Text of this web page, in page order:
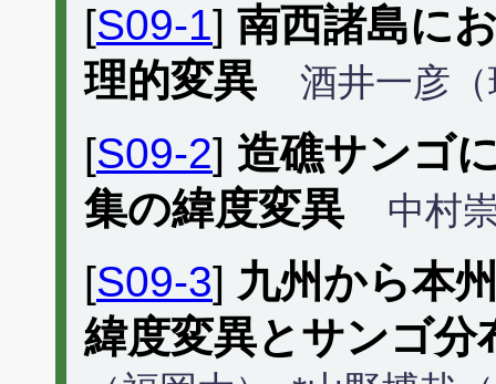
[S09-1] 南西諸島に
理的変異
酒井一彦
[S09-2] 造礁サンゴ
集の緯度変異
中村
[S09-3] 九州から本
緯度変異とサンゴ分